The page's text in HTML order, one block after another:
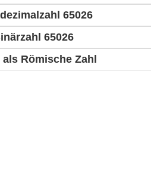
65026
65026
als Römische Zahl